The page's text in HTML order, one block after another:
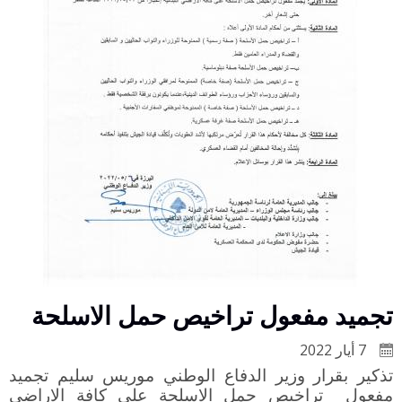
تجميد مفعول تراخيص حمل الاسلحة
تذكير بقرار وزير الدفاع الوطني موريس سليم تجميد
مفعول تراخيص حمل الاسلحة على كافة الاراضي